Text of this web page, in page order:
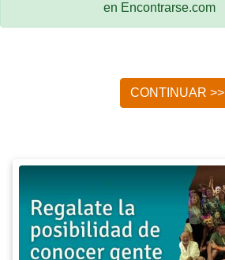
en Encontrarse.com
CONTINUAR >>